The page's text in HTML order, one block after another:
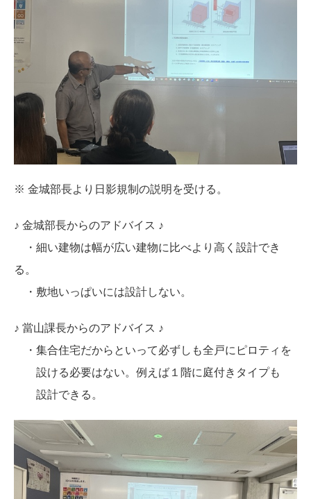
※ 金城部長より日影規制の説明を受ける。
♪ 金城部長からのアドバイス ♪
・細い建物は幅が広い建物に比べより高く設計でき
る。
・敷地いっぱいには設計しない。
♪ 當山課長からのアドバイス ♪
・集合住宅だからといって必ずしも全戸にピロティを
設ける必要はない。例えば１階に庭付きタイプも
設計できる。